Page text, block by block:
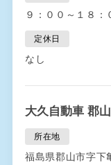
９：００～１８：
定休日
なし
大久自動車 郡
所在地
福島県郡山市字下